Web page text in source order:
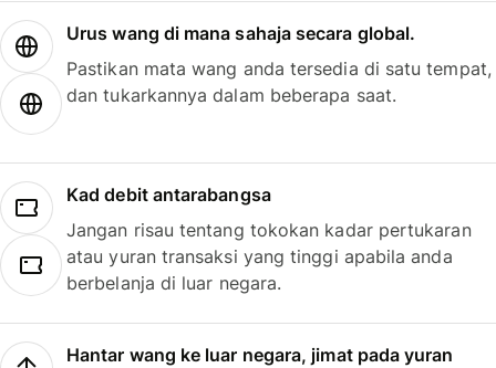
Urus wang di mana sahaja secara global.
Pastikan mata wang anda tersedia di satu tempat,
dan tukarkannya dalam beberapa saat.
Kad debit antarabangsa
Jangan risau tentang tokokan kadar pertukaran
atau yuran transaksi yang tinggi apabila anda
berbelanja di luar negara.
Hantar wang ke luar negara, jimat pada yuran